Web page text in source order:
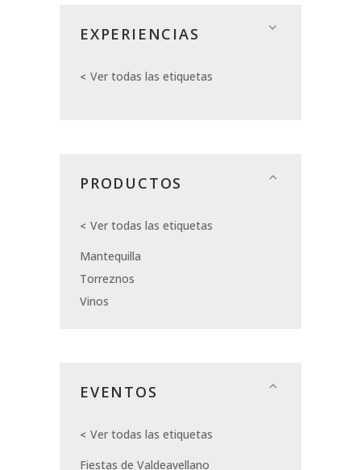
EXPERIENCIAS
Ver todas las etiquetas
PRODUCTOS
Ver todas las etiquetas
Mantequilla
Torreznos
Vinos
EVENTOS
Ver todas las etiquetas
Fiestas de Valdeavellano